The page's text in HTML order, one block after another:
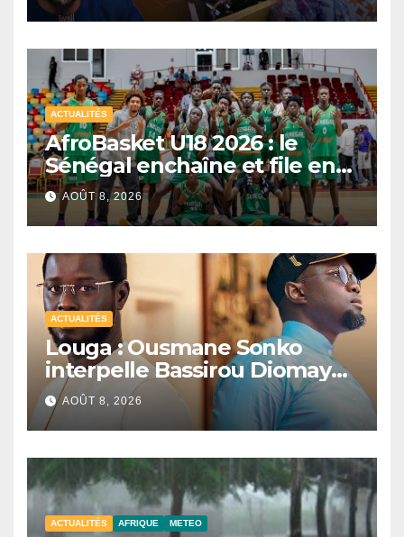
ACTUALITÉS
AfroBasket U18 2026 : le
Sénégal enchaîne et file en
quarts de finale
AOÛT 8, 2026
ACTUALITÉS
Louga : Ousmane Sonko
interpelle Bassirou Diomaye
Faye sur la date des élections
locales
AOÛT 8, 2026
ACTUALITÉS AFRIQUE METEO